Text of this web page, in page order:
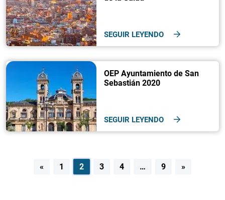
SEGUIR LEYENDO
OEP Ayuntamiento de San
Sebastián 2020
SEGUIR LEYENDO
Navegación
« 1 2 3 4 … 9 »